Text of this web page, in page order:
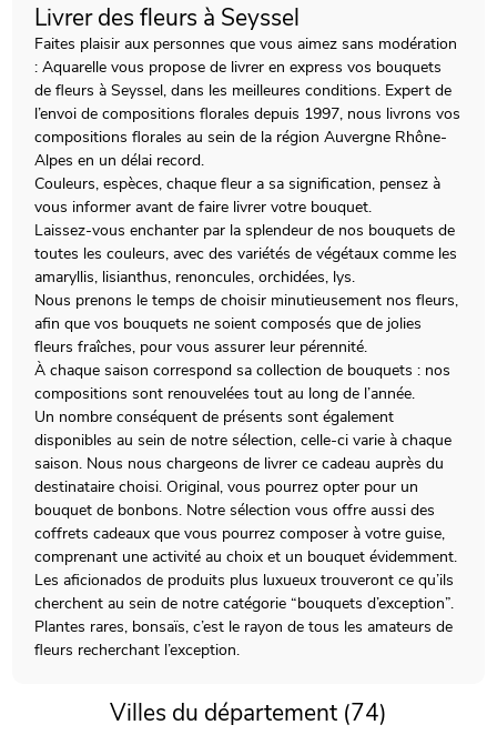
Livrer des fleurs à Seyssel
Faites plaisir aux personnes que vous aimez sans modération
: Aquarelle vous propose de livrer en express vos bouquets
de fleurs à Seyssel, dans les meilleures conditions. Expert de
l’envoi de compositions florales depuis 1997, nous livrons vos
compositions florales au sein de la région Auvergne Rhône-
Alpes en un délai record.
Couleurs, espèces, chaque fleur a sa signification, pensez à
vous informer avant de faire livrer votre bouquet.
Laissez-vous enchanter par la splendeur de nos bouquets de
toutes les couleurs, avec des variétés de végétaux comme les
amaryllis, lisianthus, renoncules, orchidées, lys.
Nous prenons le temps de choisir minutieusement nos fleurs,
afin que vos bouquets ne soient composés que de jolies
fleurs fraîches, pour vous assurer leur pérennité.
À chaque saison correspond sa collection de bouquets : nos
compositions sont renouvelées tout au long de l’année.
Un nombre conséquent de présents sont également
disponibles au sein de notre sélection, celle-ci varie à chaque
saison. Nous nous chargeons de livrer ce cadeau auprès du
destinataire choisi. Original, vous pourrez opter pour un
bouquet de bonbons. Notre sélection vous offre aussi des
coffrets cadeaux que vous pourrez composer à votre guise,
comprenant une activité au choix et un bouquet évidemment.
Les aficionados de produits plus luxueux trouveront ce qu’ils
cherchent au sein de notre catégorie “bouquets d’exception”.
Plantes rares, bonsaïs, c’est le rayon de tous les amateurs de
fleurs recherchant l’exception.
Villes du département (74)